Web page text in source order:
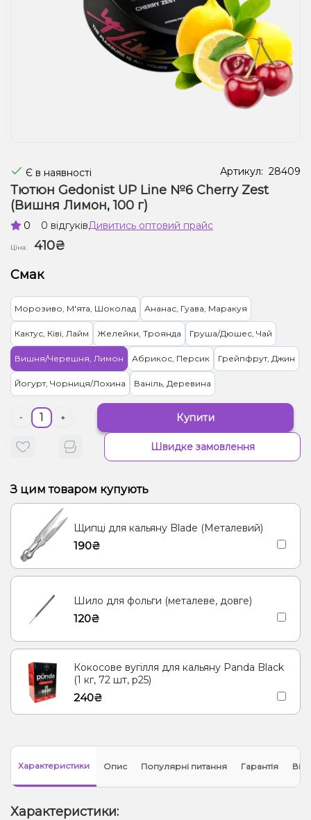
Рідини для електронних сигарет
Подарункові набори
Є в наявності Артикул: 28409
Тютюн Gedonist UP Line №6 Cherry Zest
(Вишня Лимон, 100 г)
0 0 відгуківДивитись оптовий прайс
Ціна:
410₴
Смак
Морозиво, М'ята, Шоколад Ананас, Гуава, Маракуя
Кактус, Ківі, Лайм Желейки, Троянда Груша/Дюшес, Чай
Вишня/Черешня, Лимон Абрикос, Персик Грейпфрут, Джин
Йогурт, Чорниця/Лохина Ваніль, Деревина
- + Купити
Швидке замовлення
З цим товаром купують
Щипці для кальяну Blade (Металевий)
190₴
Шило для фольги (металеве, довге)
120₴
Кокосове вугілля для кальяну Panda Black
(1 кг, 72 шт, р25)
240₴
Характеристики Опис Популярні питання Гарантія
Характеристики: